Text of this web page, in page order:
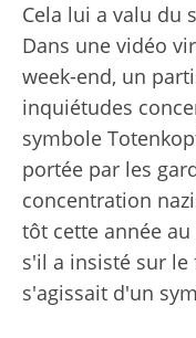
Cela lui a valu du
Dans une vidéo
week-end, un
inquiétudes
symbole
portée par les
concentration
tôt cette année
s'il a insisté sur
s'agissait d'un